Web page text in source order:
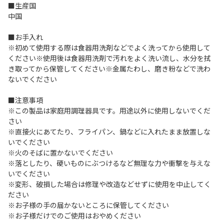
■生産国
中国
■お手入れ
※初めて使用する際は食器用洗剤などでよく洗ってから使用して
ください※使用後は食器用洗剤で汚れをよく洗い流し、水分を拭
き取ってから保管してください※金属たわし、磨き粉などで洗わ
ないでください
■注意事項
※この製品は家庭用調理器具です。用途以外に使用しないでくだ
さい
※直接火にあてたり、フライパン、鍋などに入れたまま放置しな
いでください
※火のそばに置かないでください
※落としたり、硬いものにぶつけるなど無理な力や衝撃を与えな
いでください
※変形、破損した場合は修理や改造などせずに使用を中止してく
ださい
※お子様の手の届かないところに保管してください
※お子様だけでのご使用はおやめください